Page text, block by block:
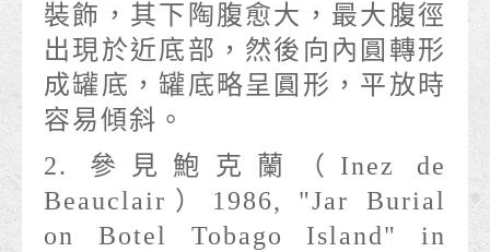
裝飾，其下陶腹愈大，最大腹徑
出現於近底部，然後向內圓轉形
成罐底，罐底略呈圓形，平放時
容易傾斜。
2. 參見鮑克蘭（Inez de
Beauclair）1986, "Jar Burial
on Botel Tobago Island" in